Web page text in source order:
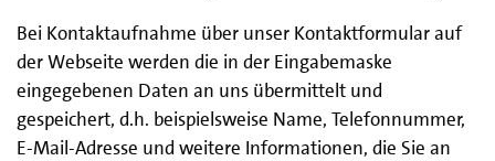
Bei Kontaktaufnahme über unser Kontaktformular auf
der Webseite werden die in der Eingabemaske
eingegebenen Daten an uns übermittelt und
gespeichert, d.h. beispielsweise Name, Telefonnummer,
E-Mail-Adresse und weitere Informationen, die Sie an